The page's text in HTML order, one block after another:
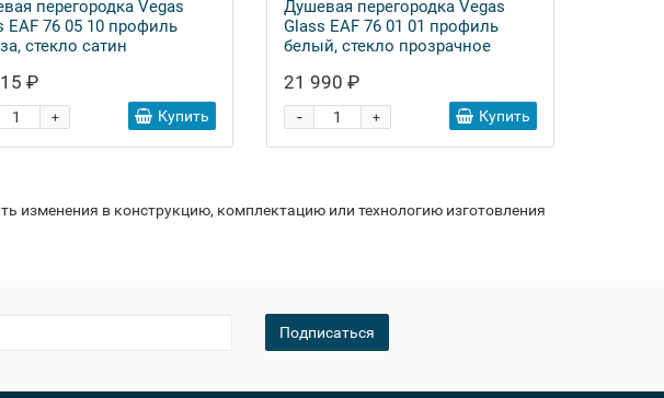
перегородка Vegas
EAF 76 05 10 профиль
стекло сатин
₽
+ Купить
Душевая перегородка Vegas
Glass EAF 76 01 01 профиль
белый, стекло прозрачное
21 990 ₽
+
- Купить
изменения в конструкцию, комплектацию или технологию изготовления
Подписаться